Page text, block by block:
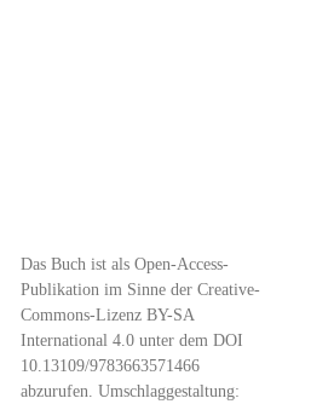
Das Buch ist als Open-Access-
Publikation im Sinne der Creative-
Commons-Lizenz BY-SA
International 4.0 unter dem DOI
10.13109/9783663571466
abzurufen. Umschlaggestaltung: